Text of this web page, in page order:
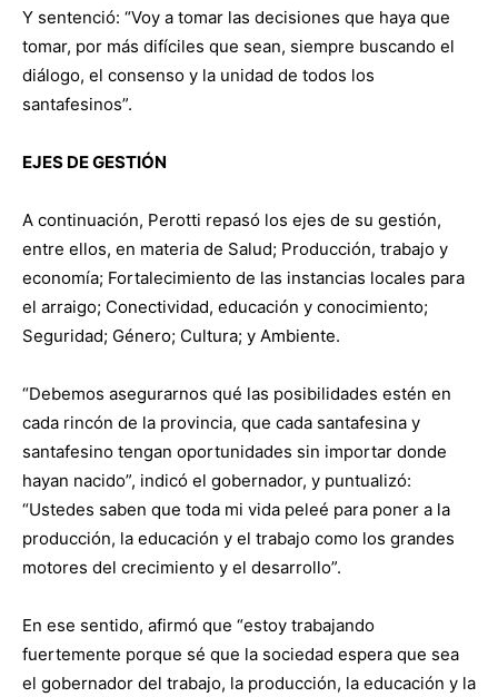
Y sentenció: “Voy a tomar las decisiones que haya que
tomar, por más difíciles que sean, siempre buscando el
diálogo, el consenso y la unidad de todos los
santafesinos”.
EJES DE GESTIÓN
A continuación, Perotti repasó los ejes de su gestión,
entre ellos, en materia de Salud; Producción, trabajo y
economía; Fortalecimiento de las instancias locales para
el arraigo; Conectividad, educación y conocimiento;
Seguridad; Género; Cultura; y Ambiente.
“Debemos asegurarnos qué las posibilidades estén en
cada rincón de la provincia, que cada santafesina y
santafesino tengan oportunidades sin importar donde
hayan nacido”, indicó el gobernador, y puntualizó:
“Ustedes saben que toda mi vida peleé para poner a la
producción, la educación y el trabajo como los grandes
motores del crecimiento y el desarrollo”.
En ese sentido, afirmó que “estoy trabajando
fuertemente porque sé que la sociedad espera que sea
el gobernador del trabajo, la producción, la educación y la